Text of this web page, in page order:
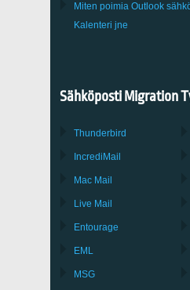
Miten poimia Outlook
Kalenteri jne
Sähköposti Migration
Thunderbird
IncrediMail
Mac Mail
Live Mail
Entourage
EML
MSG